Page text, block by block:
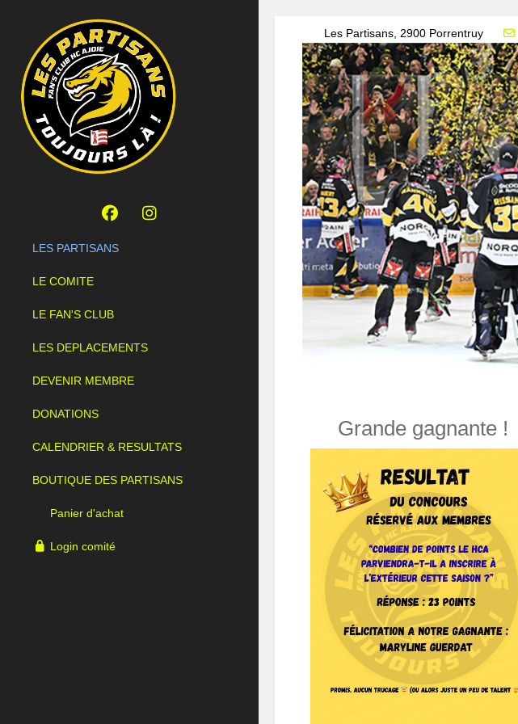
LES PARTISANS
LE COMITE
LE FAN'S CLUB
LES DEPLACEMENTS
DEVENIR MEMBRE
DONATIONS
CALENDRIER & RESULTATS
BOUTIQUE DES PARTISANS
Panier d'achat
Login comité
Les Partisans, 2900 Porrentruy
Grande gagnante !